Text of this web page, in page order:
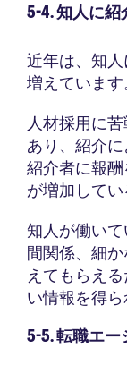
5-4. 知人に紹
近年は、知
増えています
人材採用に
あり、紹介に
紹介者に報
が増加してい
知人が働い
間関係、細
えてもらえ
い情報を得ら
5-5. 転職エ